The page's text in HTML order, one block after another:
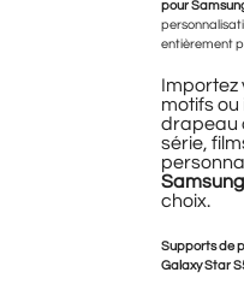
pour
entièrement
Importez
motifs
drapeau
série,
choix.
Supports de
Galaxy Star